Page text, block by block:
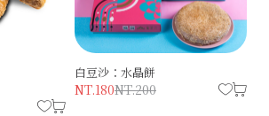
白豆沙：水晶餅
NT.180NT.200